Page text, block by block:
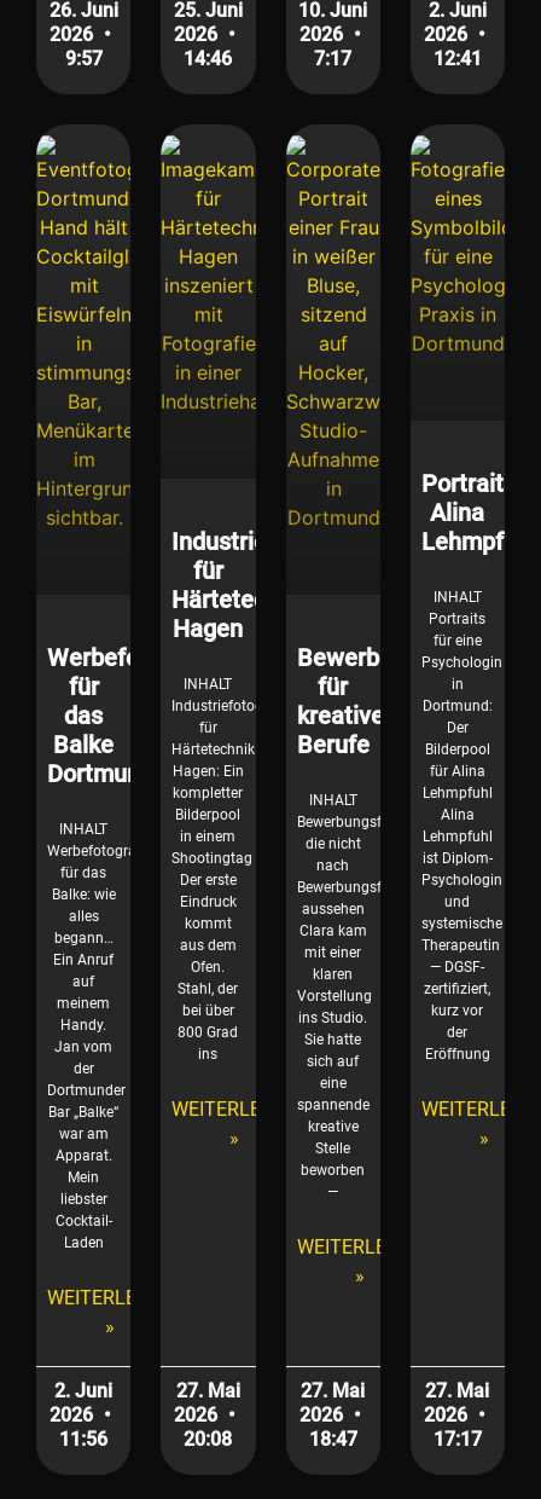
26. Juni
2026
9:57
25. Juni
2026
14:46
10. Juni
2026
7:17
2. Juni
2026
12:41
Werbefotografie
für
das
Balke
Dortmund
INHALT
Werbefotografie
für das
Balke: wie
alles
begann…
Ein Anruf
auf
meinem
Handy.
Jan vom
der
Dortmunder
Bar „Balke“
war am
Apparat.
Mein
liebster
Cocktail-
Laden
WEITERLESEN
»
2. Juni
2026
11:56
Industriefotografie
für
Härtetechnik
Hagen
INHALT
Industriefotografie
für
Härtetechnik
Hagen: Ein
kompletter
Bilderpool
in einem
Shootingtag
Der erste
Eindruck
kommt
aus dem
Ofen.
Stahl, der
bei über
800 Grad
ins
WEITERLESEN
»
27. Mai
2026
20:08
Bewerbungsfotos
für
kreative
Berufe
INHALT
Bewerbungsfotos,
die nicht
nach
Bewerbungsfotos
aussehen
Clara kam
mit einer
klaren
Vorstellung
ins Studio.
Sie hatte
sich auf
eine
spannende
kreative
Stelle
beworben
—
WEITERLESEN
»
27. Mai
2026
18:47
Portraits
Alina
Lehmpfuhl
INHALT
Portraits
für eine
Psychologin
in
Dortmund:
Der
Bilderpool
für Alina
Lehmpfuhl
Alina
Lehmpfuhl
ist Diplom-
Psychologin
und
systemische
Therapeutin
— DGSF-
zertifiziert,
kurz vor
der
Eröffnung
»
27. Mai
2026
17:17